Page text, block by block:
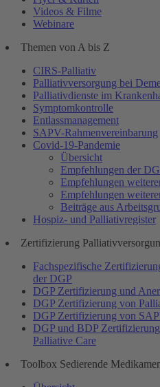
Videos & Filme
Webinare
Themen von A bis Z
CIRS-Palliativ
Palliativversorgung bei
Palliativdienste im
Symptomkontrolle
Entlassmanagement
SAPV-Rahmenvereinbarung
Covid-19-Pandemie
Übersicht
Empfehlungen der
Empfehlungen
Empfehlungen
Beiträge aus
Hospiz- und Palliativregister
Zertifizierung
Fachspezifische
der DGP
DGP Zertifizierung und
DGP Zertifizierung von
DGP Zertifizierung von
DGP und BDP
Palliative Care
Toolbox Sedierende